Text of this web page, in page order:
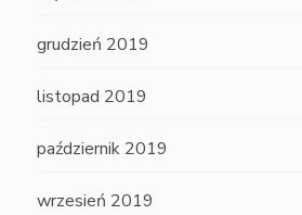
grudzień 2019
listopad 2019
październik 2019
wrzesień 2019